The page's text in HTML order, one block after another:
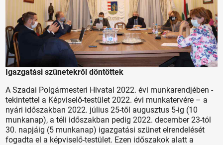
Igazgatási szünetekről döntöttek
A Szadai Polgármesteri Hivatal 2022. évi munkarendjében -
tekintettel a Képviselő-testület 2022. évi munkatervére – a
nyári időszakban 2022. július 25-től augusztus 5-ig (10
munkanap), a téli időszakban pedig 2022. december 23-tól
30. napjáig (5 munkanap) igazgatási szünet elrendelését
fogadta el a képviselő-testület. Ezen időszakok alatt a